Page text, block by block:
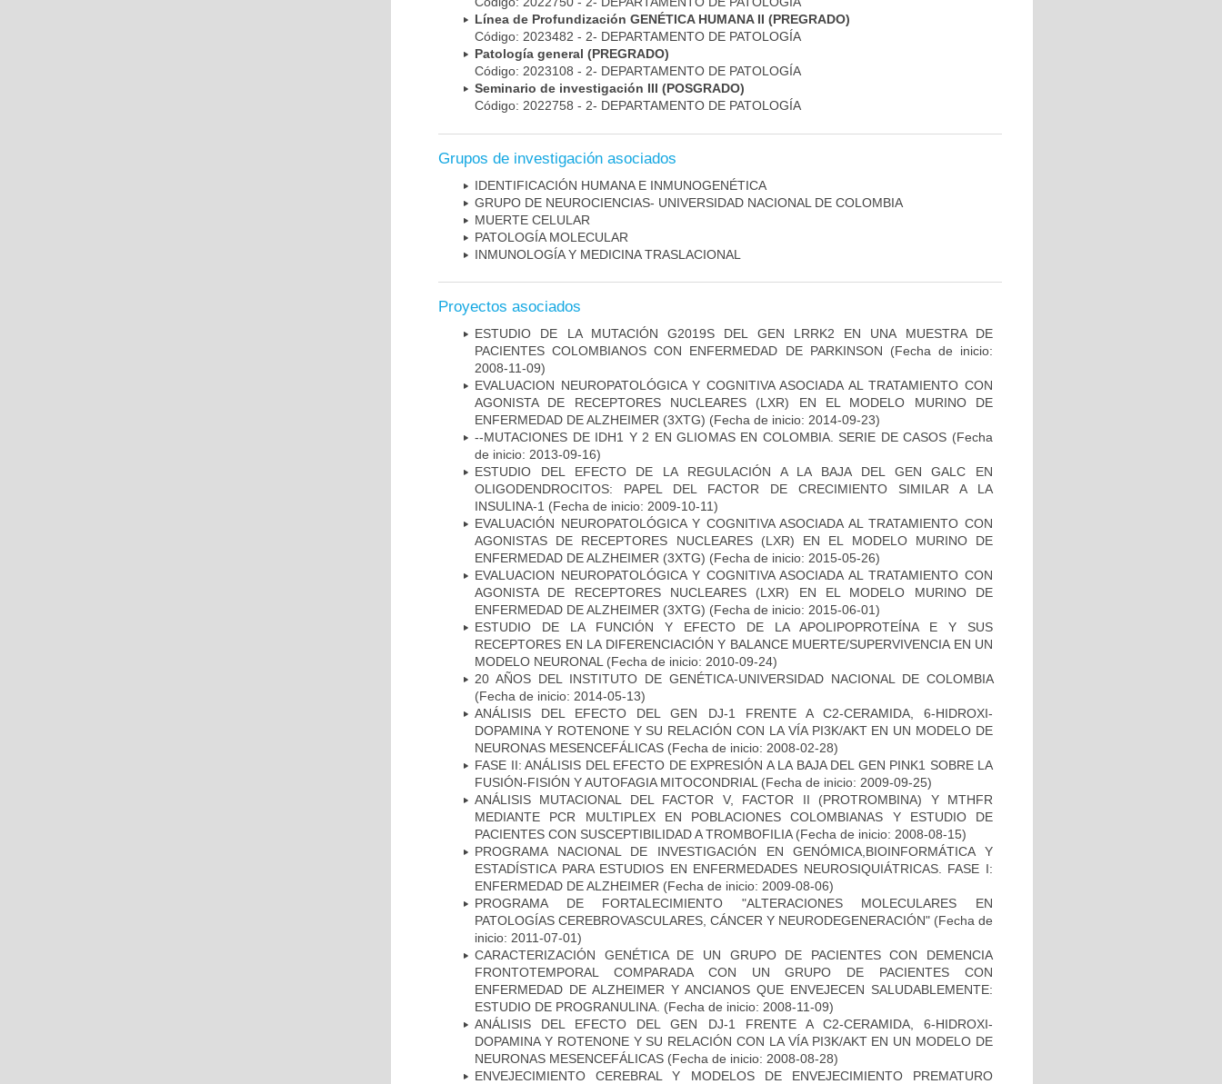
Línea de Profundización GENÉTICA HUMANA II (PREGRADO)
Código: 2023482 - 2- DEPARTAMENTO DE PATOLOGÍA
Patología general (PREGRADO)
Código: 2023108 - 2- DEPARTAMENTO DE PATOLOGÍA
Seminario de investigación III (POSGRADO)
Código: 2022758 - 2- DEPARTAMENTO DE PATOLOGÍA
Grupos de investigación asociados
IDENTIFICACIÓN HUMANA E INMUNOGENÉTICA
GRUPO DE NEUROCIENCIAS- UNIVERSIDAD NACIONAL DE COLOMBIA
MUERTE CELULAR
PATOLOGÍA MOLECULAR
INMUNOLOGÍA Y MEDICINA TRASLACIONAL
Proyectos asociados
ESTUDIO DE LA MUTACIÓN G2019S DEL GEN LRRK2 EN UNA MUESTRA DE
PACIENTES COLOMBIANOS CON ENFERMEDAD DE PARKINSON (Fecha de inicio:
2008-11-09)
EVALUACION NEUROPATOLÓGICA Y COGNITIVA ASOCIADA AL TRATAMIENTO CON
AGONISTA DE RECEPTORES NUCLEARES (LXR) EN EL MODELO MURINO DE
ENFERMEDAD DE ALZHEIMER (3XTG) (Fecha de inicio: 2014-09-23)
--MUTACIONES DE IDH1 Y 2 EN GLIOMAS EN COLOMBIA. SERIE DE CASOS (Fecha
de inicio: 2013-09-16)
ESTUDIO DEL EFECTO DE LA REGULACIÓN A LA BAJA DEL GEN GALC EN
OLIGODENDROCITOS: PAPEL DEL FACTOR DE CRECIMIENTO SIMILAR A LA
INSULINA-1 (Fecha de inicio: 2009-10-11)
EVALUACIÓN NEUROPATOLÓGICA Y COGNITIVA ASOCIADA AL TRATAMIENTO CON
AGONISTAS DE RECEPTORES NUCLEARES (LXR) EN EL MODELO MURINO DE
ENFERMEDAD DE ALZHEIMER (3XTG) (Fecha de inicio: 2015-05-26)
EVALUACION NEUROPATOLÓGICA Y COGNITIVA ASOCIADA AL TRATAMIENTO CON
AGONISTA DE RECEPTORES NUCLEARES (LXR) EN EL MODELO MURINO DE
ENFERMEDAD DE ALZHEIMER (3XTG) (Fecha de inicio: 2015-06-01)
ESTUDIO DE LA FUNCIÓN Y EFECTO DE LA APOLIPOPROTEÍNA E Y SUS
RECEPTORES EN LA DIFERENCIACIÓN Y BALANCE MUERTE/SUPERVIVENCIA EN UN
MODELO NEURONAL (Fecha de inicio: 2010-09-24)
20 AÑOS DEL INSTITUTO DE GENÉTICA-UNIVERSIDAD NACIONAL DE COLOMBIA
(Fecha de inicio: 2014-05-13)
ANÁLISIS DEL EFECTO DEL GEN DJ-1 FRENTE A C2-CERAMIDA, 6-HIDROXI-
DOPAMINA Y ROTENONE Y SU RELACIÓN CON LA VÍA PI3K/AKT EN UN MODELO DE
NEURONAS MESENCEFÁLICAS (Fecha de inicio: 2008-02-28)
FASE II: ANÁLISIS DEL EFECTO DE EXPRESIÓN A LA BAJA DEL GEN PINK1 SOBRE LA
FUSIÓN-FISIÓN Y AUTOFAGIA MITOCONDRIAL (Fecha de inicio: 2009-09-25)
ANÁLISIS MUTACIONAL DEL FACTOR V, FACTOR II (PROTROMBINA) Y MTHFR
MEDIANTE PCR MULTIPLEX EN POBLACIONES COLOMBIANAS Y ESTUDIO DE
PACIENTES CON SUSCEPTIBILIDAD A TROMBOFILIA(Fecha de inicio: 2008-08-15)
PROGRAMA NACIONAL DE INVESTIGACIÓN EN GENÓMICA,BIOINFORMÁTICA Y
ESTADÍSTICA PARA ESTUDIOS EN ENFERMEDADES NEUROSIQUIÁTRICAS. FASE I:
ENFERMEDAD DE ALZHEIMER (Fecha de inicio: 2009-08-06)
PROGRAMA DE FORTALECIMIENTO "ALTERACIONES MOLECULARES EN
PATOLOGÍAS CEREBROVASCULARES, CÁNCER Y NEURODEGENERACIÓN" (Fecha de
inicio: 2011-07-01)
CARACTERIZACIÓN GENÉTICA DE UN GRUPO DE PACIENTES CON DEMENCIA
FRONTOTEMPORAL COMPARADA CON UN GRUPO DE PACIENTES CON
ENFERMEDAD DE ALZHEIMER Y ANCIANOS QUE ENVEJECEN SALUDABLEMENTE:
ESTUDIO DE PROGRANULINA. (Fecha de inicio: 2008-11-09)
ANÁLISIS DEL EFECTO DEL GEN DJ-1 FRENTE A C2-CERAMIDA, 6-HIDROXI-
DOPAMINA Y ROTENONE Y SU RELACIÓN CON LA VÍA PI3K/AKT EN UN MODELO DE
NEURONAS MESENCEFÁLICAS (Fecha de inicio: 2008-08-28)
ENVEJECIMIENTO CEREBRAL Y MODELOS DE ENVEJECIMIENTO PREMATURO